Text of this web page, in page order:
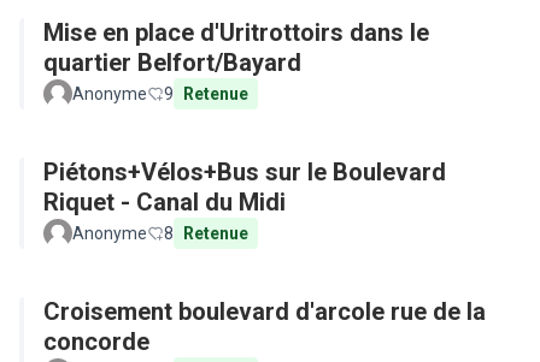
Mise en place d'Uritrottoirs dans le
quartier Belfort/Bayard
Anonyme 9 Retenue
Piétons+Vélos+Bus sur le Boulevard
Riquet - Canal du Midi
Anonyme 8 Retenue
Croisement boulevard d'arcole rue de la
concorde